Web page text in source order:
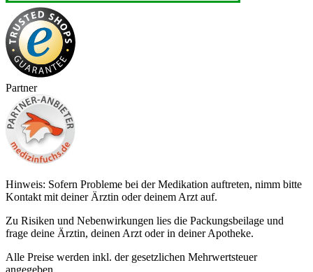
Partner
Hinweis: Sofern Probleme bei der Medikation auftreten, nimm bitte
Kontakt mit deiner Ärztin oder deinem Arzt auf.
Zu Risiken und Nebenwirkungen lies die Packungsbeilage und
frage deine Ärztin, deinen Arzt oder in deiner Apotheke.
Alle Preise werden inkl. der gesetzlichen Mehrwertsteuer
angegeben.